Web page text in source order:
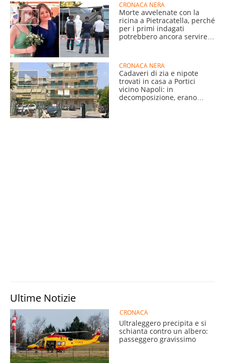
CRONACA NERA
Morte avvelenate con la
ricina a Pietracatella, perché
per i primi indagati
potrebbero ancora servire
CRONACA NERA
Cadaveri di zia e nipote
trovati in casa a Portici
vicino Napoli: in
decomposizione, erano
Ultime Notizie
CRONACA
Ultraleggero precipita e si
schianta contro un albero:
passeggero gravissimo